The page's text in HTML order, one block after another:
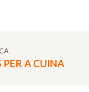
PER A CUINA